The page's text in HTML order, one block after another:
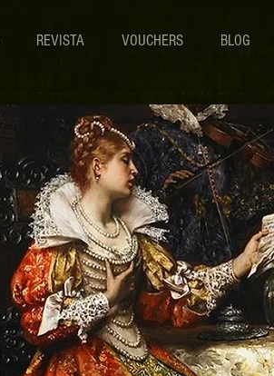
REVISTA VOUCHERS BLOG